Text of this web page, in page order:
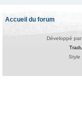
Accueil du forum
Développé par
Style